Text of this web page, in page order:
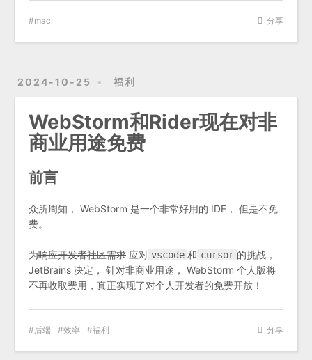
分享
mac
2024-10-25 福利
WebStorm和Rider现在对非
商业用途免费
前言
众所周知， WebStorm 是一个非常好用的 IDE， 但是不免
费。
为响应开发者社区需求 应对 vscode 和 cursor 的挑战，
JetBrains 决定， 针对非商业用途， WebStorm 个人版将
不再收取费用，真正实现了对个人开发者的免费开放！
分享
后端 效率 福利